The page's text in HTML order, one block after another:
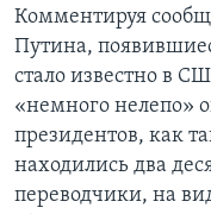
Комментируя
Путина,
стало известно в
«немного нелепо»
президентов, как
находились два
переводчики, на